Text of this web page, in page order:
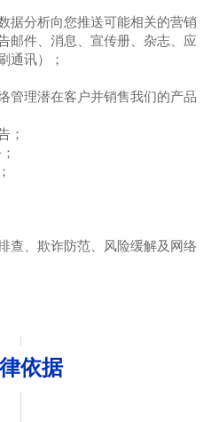
据分析向您推送可能相关的营销
邮件、消息、宣传册、杂志、应
通讯）；
管理潜在客户并销售我们的产品
；
查、欺诈防范、风险缓解及网络
依据